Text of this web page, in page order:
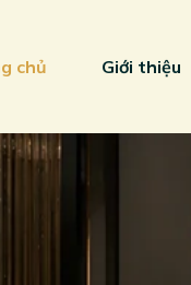
chủ Giới thiệu